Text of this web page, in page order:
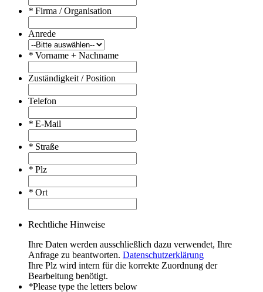
* Firma / Organisation
Anrede
* Vorname + Nachname
Zuständigkeit / Position
Telefon
* E-Mail
* Straße
* Plz
* Ort
Rechtliche Hinweise
Ihre Daten werden ausschließlich dazu verwendet, Ihre
Anfrage zu beantworten. Datenschutzerklärung
Ihre Plz wird intern für die korrekte Zuordnung der
Bearbeitung benötigt.
*Please type the letters below